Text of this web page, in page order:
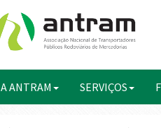
A ANTRAM SERVIÇOS